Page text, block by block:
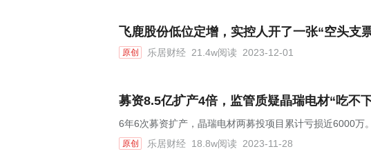
飞鹿股份低位定增，实控人开了一张“空头支
原创 乐居财经 21.4w阅读 2023-12-01
募资8.5亿扩产4倍，监管质疑晶瑞电材“吃不
6年6次募资扩产，晶瑞电材两募投项目累计亏损近6000万。
原创 乐居财经 18.8w阅读 2023-11-28